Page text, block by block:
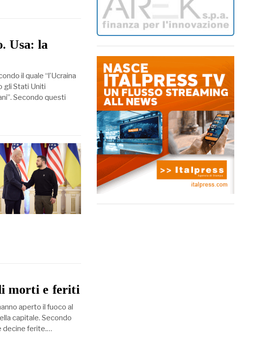
Usa: la
il quale “l’Ucraina
gli Stati Uniti
Secondo questi
morti e feriti
aperto il fuoco al
capitale. Secondo
decine ferite.…